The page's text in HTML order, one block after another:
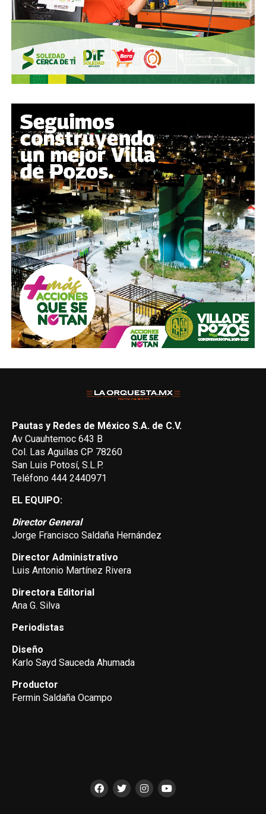
Pautas y Redes de México S.A. de C.V.
Av Cuauhtemoc 643 B
Col. Las Aguilas CP 78260
San Luis Potosí, S.L.P.
Teléfono 444 2440971
EL EQUIPO:
Director General
Jorge Francisco Saldaña Hernández
Director Administrativo
Luis Antonio Martínez Rivera
Directora Editorial
Ana G. Silva
Periodistas
Diseño
Karlo Sayd Sauceda Ahumada
Productor
Fermin Saldaña Ocampo